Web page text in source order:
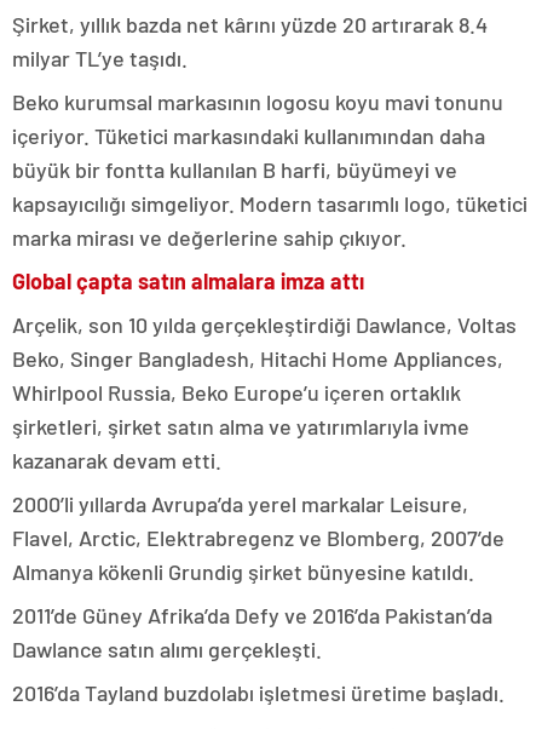
Şirket, yıllık bazda net kârını yüzde 20 artırarak 8.4
milyar TL’ye taşıdı.
Beko kurumsal markasının logosu koyu mavi tonunu
içeriyor. Tüketici markasındaki kullanımından daha
büyük bir fontta kullanılan B harfi, büyümeyi ve
kapsayıcılığı simgeliyor. Modern tasarımlı logo, tüketici
marka mirası ve değerlerine sahip çıkıyor.
Global çapta satın almalara imza attı
Arçelik, son 10 yılda gerçekleştirdiği Dawlance, Voltas
Beko, Singer Bangladesh, Hitachi Home Appliances,
Whirlpool Russia, Beko Europe’u içeren ortaklık
şirketleri, şirket satın alma ve yatırımlarıyla ivme
kazanarak devam etti.
2000’li yıllarda Avrupa’da yerel markalar Leisure,
Flavel, Arctic, Elektrabregenz ve Blomberg, 2007’de
Almanya kökenli Grundig şirket bünyesine katıldı.
2011’de Güney Afrika’da Defy ve 2016’da Pakistan’da
Dawlance satın alımı gerçekleşti.
2016’da Tayland buzdolabı işletmesi üretime başladı.